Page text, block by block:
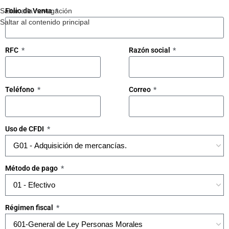
Saltar a la navegación
Saltar al contenido principal
Folio de Venta
RFC Razón social
Teléfono Correo
Uso de CFDI
Método de pago
Régimen fiscal